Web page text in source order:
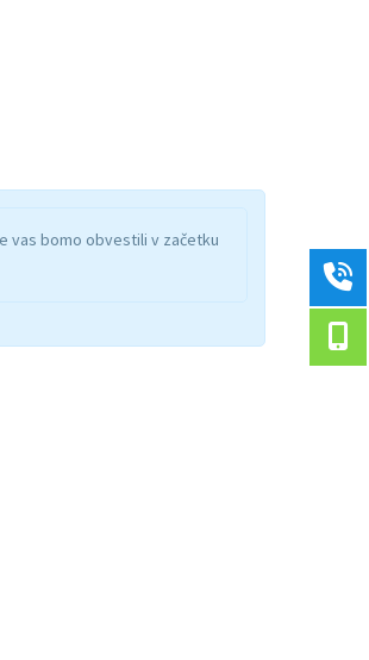
vas bomo obvestili v začetku